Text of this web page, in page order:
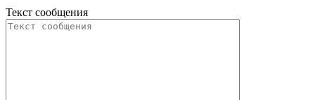
Текст сообщения